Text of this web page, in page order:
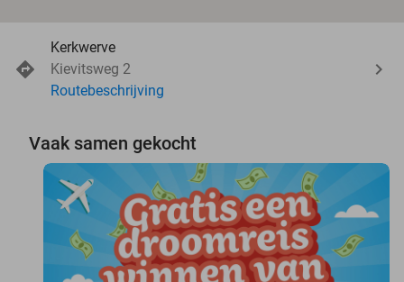
Kerkwerve
Kievitsweg 2
Routebeschrijving
Vaak samen gekocht